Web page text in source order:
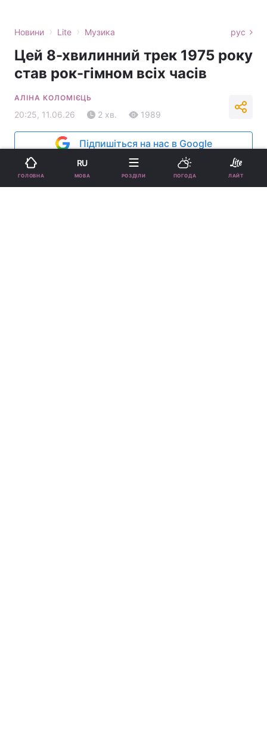
Новини › Lite › Музика рус
Цей 8-хвилинний трек 1975 року
став рок-гімном всіх часів
АЛІНА КОЛОМІЄЦЬ
20:25, 11.06.26 2 хв. 1989
Підпишіться на нас в Google
ГОЛОВНА
RU
МОВА РОЗДІЛИ ПОГОДА ЛАЙТ